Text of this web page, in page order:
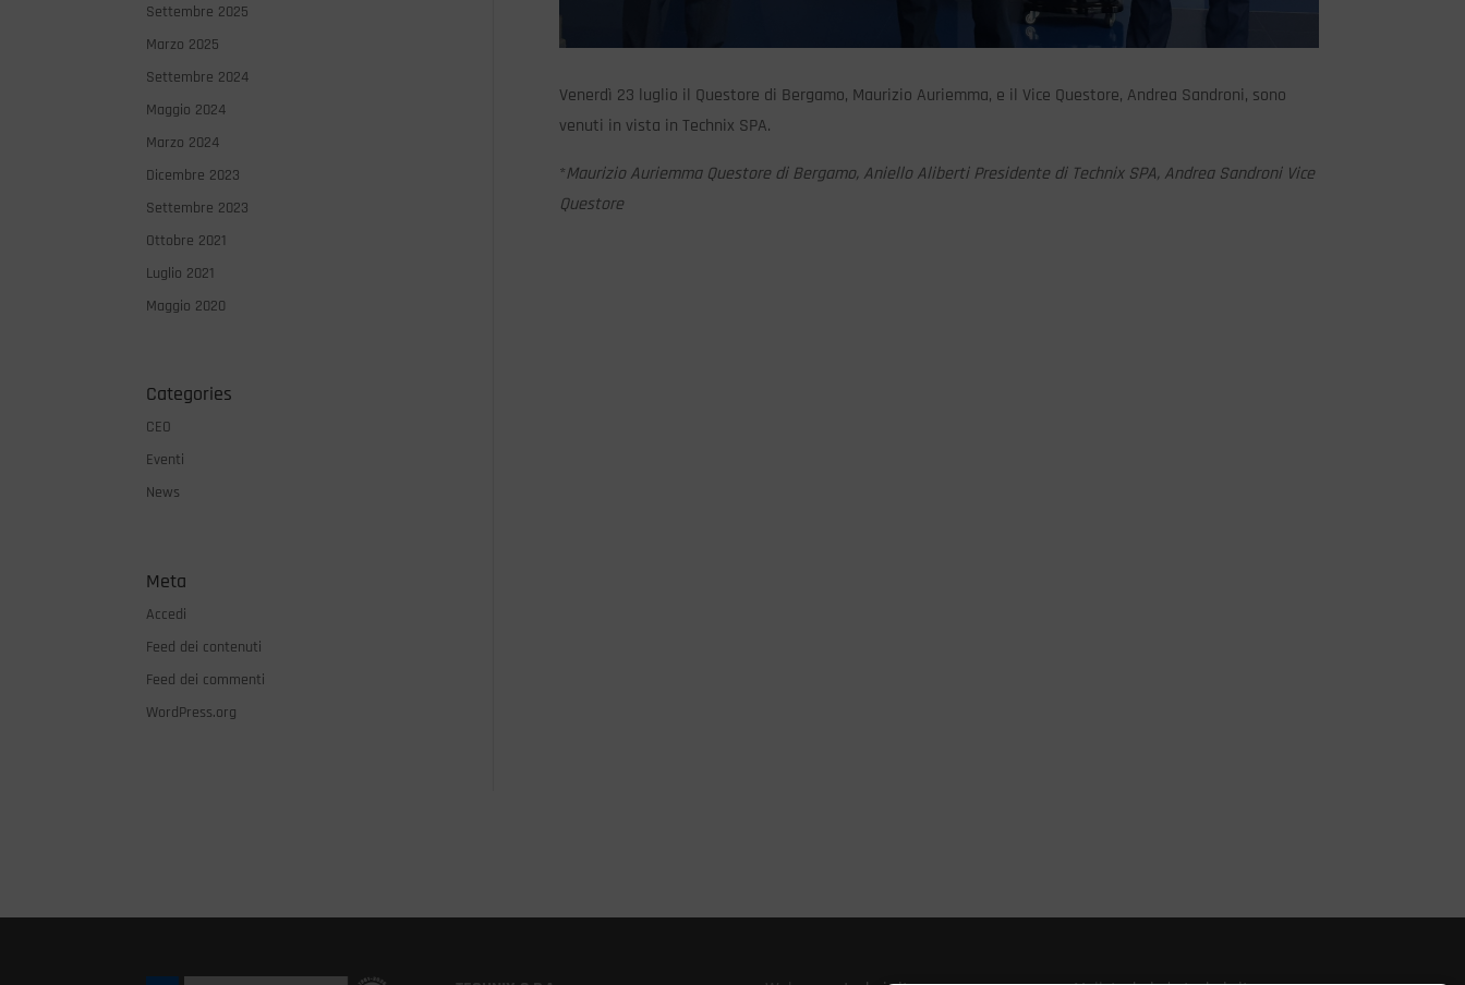
Settembre 2025
Marzo 2025
Settembre 2024
Maggio 2024
Marzo 2024
Dicembre 2023
Settembre 2023
Ottobre 2021
Luglio 2021
Maggio 2020
Categories
CEO
Eventi
News
Meta
Accedi
Feed dei contenuti
Feed dei commenti
WordPress.org
Venerdì 23 luglio il Questore di Bergamo, Maurizio Auriemma, e il Vice Questore, Andrea Sandroni, sono
venuti in vista in Technix SPA.
*Maurizio Auriemma Questore di Bergamo, Aniello Aliberti Presidente di Technix SPA, Andrea Sandroni Vice
Questore